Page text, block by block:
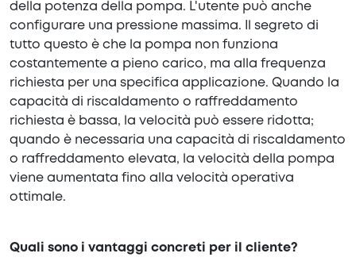
della potenza della pompa. L'utente può anche
configurare una pressione massima. Il segreto di
tutto questo è che la pompa non funziona
costantemente a pieno carico, ma alla frequenza
richiesta per una specifica applicazione. Quando la
capacità di riscaldamento o raffreddamento
richiesta è bassa, la velocità può essere ridotta;
quando è necessaria una capacità di riscaldamento
o raffreddamento elevata, la velocità della pompa
viene aumentata fino alla velocità operativa
ottimale.
Quali sono i vantaggi concreti per il cliente?